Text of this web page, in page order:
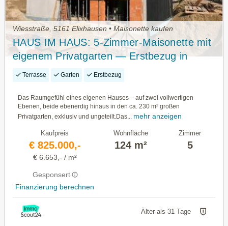
Wiesstraße, 5161 Elixhausen • Maisonette kaufen
HAUS IM HAUS: 5-Zimmer-Maisonette mit
eigenem Privatgarten — Erstbezug in
Elixhausen
Terrasse Garten Erstbezug
Das Raumgefühl eines eigenen Hauses – auf zwei vollwertigen
Ebenen, beide ebenerdig hinaus in den ca. 230 m² großen
Privatgarten, exklusiv und ungeteilt.Das... mehr anzeigen
Kaufpreis
€ 825.000,-
€ 6.653,- / m²
Gesponsert
Finanzierung berechnen
Wohnfläche
124 m²
Zimmer
5
Älter als 31 Tage